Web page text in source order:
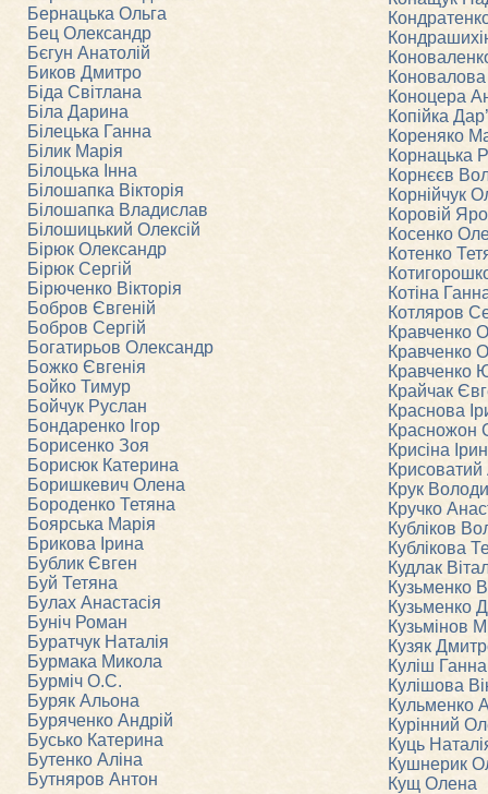
Бернацька Ольга
Бец Олександр
Бєгун Анатолій
Биков Дмитро
Біда Світлана
Біла Дарина
Білецька Ганна
Білик Марія
Білоцька Інна
Білошапка Вікторія
Білошапка Владислав
Білошицький Олексій
Бірюк Олександр
Бірюк Сергій
Бірюченко Вікторія
Бобров Євгеній
Бобров Сергій
Богатирьов Олександр
Божко Євгенія
Бойко Тимур
Бойчук Руслан
Бондаренко Ігор
Борисенко Зоя
Борисюк Катерина
Боришкевич Олена
Бороденко Тетяна
Боярська Марія
Брикова Ірина
Бублик Євген
Буй Тетяна
Булах Анастасія
Буніч Роман
Буратчук Наталія
Бурмака Микола
Бурміч О.С.
Буряк Альона
Буряченко Андрій
Бусько Катерина
Бутенко Аліна
Бутняров Антон
Коновалова
Коноцера
Копійка
Кореняко
Корнацька
Корнєєв
Корнійчук
Коровій
Косенко
Котенко
Котіна
Котляров
Кравченко
Кравченко
Кравченко
Крайчак
Краснова
Красножон
Крисіна
Крисоватий
Крук
Кручко
Кубліков
Кублікова
Кудлак
Кузьменко
Кузьменко
Кузьмінов
Кузяк
Куліш Ганна
Кулішова
Кульменко
Курінний
Куць
Кушнерик
Кущ Олена